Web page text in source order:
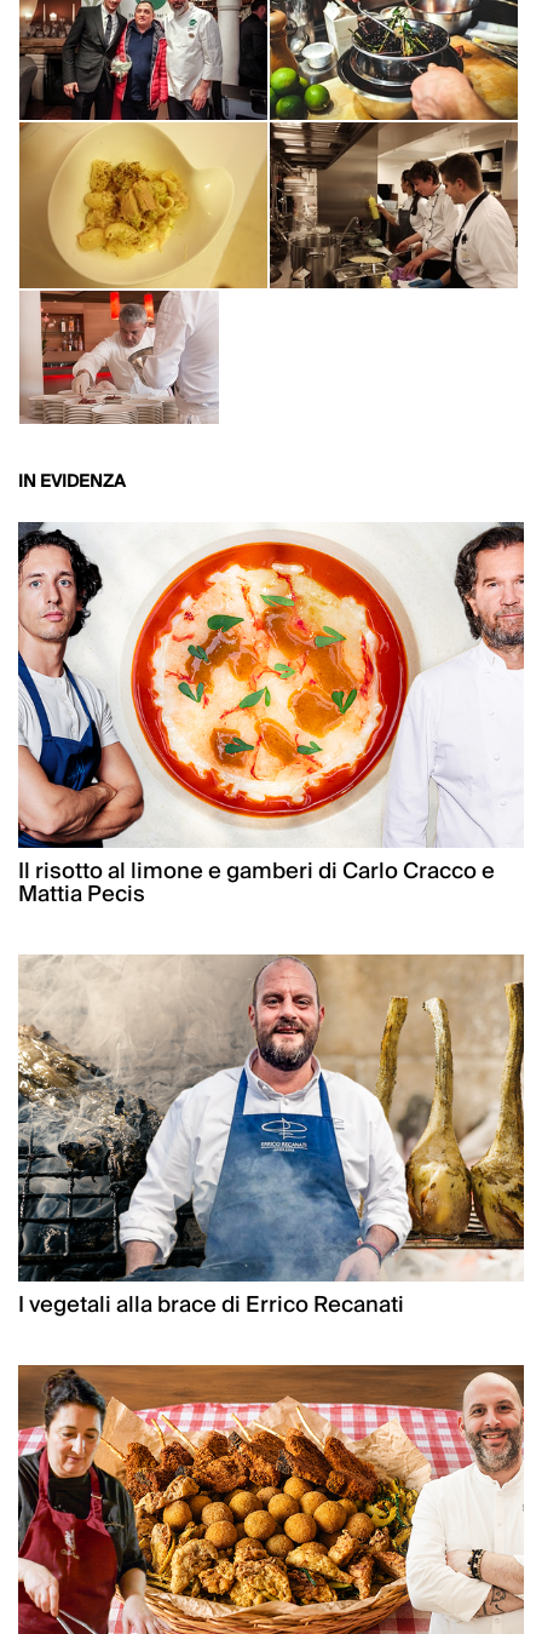
IN EVIDENZA
Il risotto al limone e gamberi di Carlo Cracco e
Mattia Pecis
I vegetali alla brace di Errico Recanati